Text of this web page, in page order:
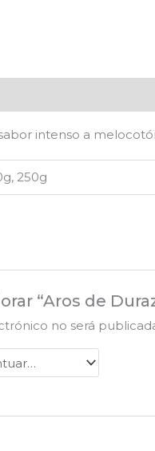
intenso a
250g
“Aros de
no será